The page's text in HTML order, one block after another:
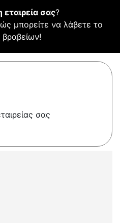
εταιρεία σας?
μπορείτε να λάβετε το
σας